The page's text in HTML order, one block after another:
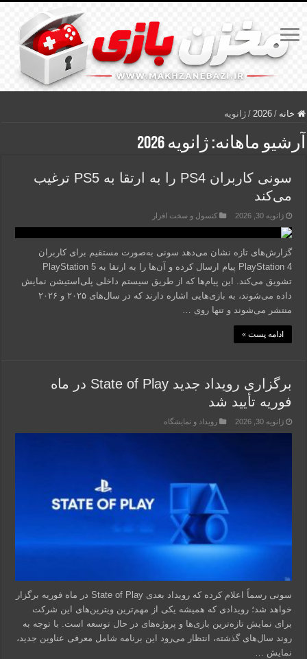
خانه /
2026
/ ژانویه
آرشیو ماهانه: ژانویه 2026
سونی کاربران PS4 را به ارتقا به PS5 ترغیب
می‌کند
ژانویه 30, 2026 کنسول و سخت افزار
گزارش‌های تازه نشان می‌دهد سونی به‌صورت مستقیم برای کاربران
PlayStation 4 پیام ارسال کرده و آن‌ها را به ارتقا به PlayStation 5
تشویق می‌کند. این پیام‌ها که از طریق سیستم داخلی پلی‌استیشن نمایش
داده می‌شوند، به بازی‌هایی اشاره دارند که در سال‌های ۲۰۲۵ و ۲۰۲۶
منتشر می‌شوند و تنها روی …
ادامه پست »
برگزاری رویداد جدید State of Play در ماه
فوریه تأیید شد
ژانویه 30, 2026 رویداد و نمایشگاه
سونی رسماً اعلام کرده که رویداد بعدی State of Play در ماه فوریه برگزار
خواهد شد؛ رویدادی که همیشه یکی از مهم‌ترین ویترین‌های این شرکت
برای نمایش تازه‌ترین بازی‌ها و پروژه‌های در حال توسعه است. با توجه به
روند سال‌های گذشته، انتظار می‌رود این برنامه شامل معرفی عناوین جدید،
نمایش …